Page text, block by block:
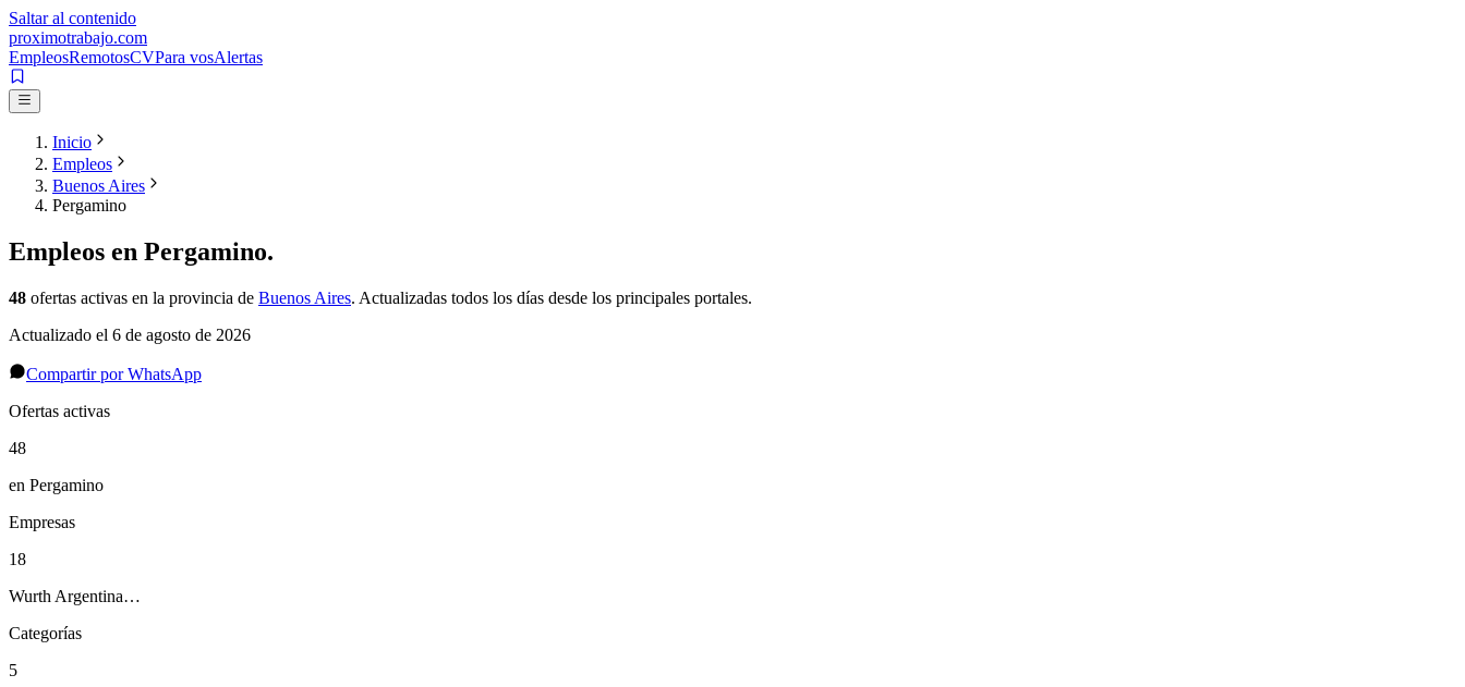
Saltar al contenido
proximotrabajo.com
EmpleosRemotosCVPara vosAlertas
Inicio
Empleos
Buenos Aires
Pergamino
Empleos en Pergamino.
48 ofertas activas en la provincia de Buenos Aires. Actualizadas todos los días desde los principales portales.
Actualizado el 6 de agosto de 2026
Compartir por WhatsApp
Ofertas activas
48
en Pergamino
Empresas
18
Wurth Argentina…
Categorías
5